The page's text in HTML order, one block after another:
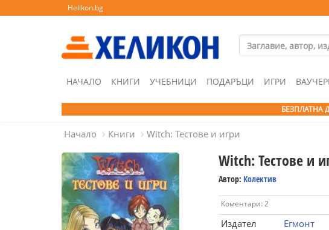
Helikon.bg
НАЧАЛО КНИГИ УЧЕБНИЦИ ПОДАРЪЦИ ИГРИ
БЕЗПЛАТНА
Начало Книги Witch: Тестове и игри
Witch: Тестове и
Автор: Колектив
Коментари: 2
Издател
Егмонт